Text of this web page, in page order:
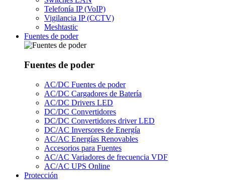
Telefonía IP (VoIP)
Vigilancia IP (CCTV)
Meshtastic
Fuentes de poder
Fuentes de poder
AC/DC Fuentes de poder
AC/DC Cargadores de Batería
AC/DC Drivers LED
DC/DC Convertidores
DC/DC Convertidores driver LED
DC/AC Inversores de Energía
AC/AC Energías Renovables
Accesorios para Fuentes
AC/AC Variadores de frecuencia VDF
AC/AC UPS Online
Protección